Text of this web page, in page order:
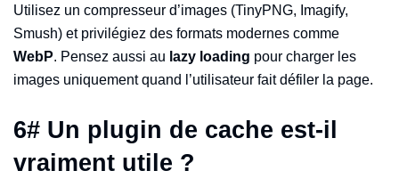
Utilisez un compresseur d’images (TinyPNG, Imagify,
Smush) et privilégiez des formats modernes comme
WebP. Pensez aussi au lazy loading pour charger les
images uniquement quand l’utilisateur fait défiler la page.
6# Un plugin de cache est-il
vraiment utile ?